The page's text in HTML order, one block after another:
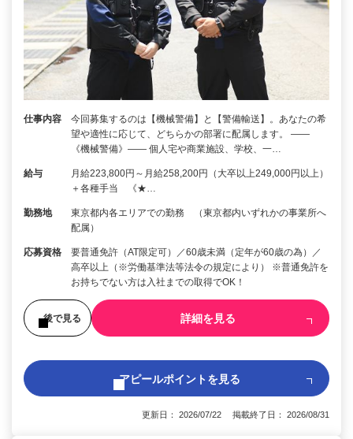
仕事内容
今回募集するのは【機械警備】と【警備輸送】。あなたの希
望や適性に応じて、どちらかの部署に配属します。 ――
《機械警備》―― 個人宅や商業施設、学校、一…
給与
月給223,800円～月給258,200円（大卒以上249,000円以上）
＋各種手当 《★…
勤務地
東京都内各エリアでの勤務 （東京都内いずれかの事業所へ
配属）
応募資格
要普通免許（AT限定可）／60歳未満（定年が60歳の為）／
高卒以上（※労働基準法等法令の規定により） ※普通免許を
お持ちでない方は入社までの取得でOK！
後で見る 詳細を見る
アピールポイントを見る
更新日： 2026/07/22 掲載終了日： 2026/08/31